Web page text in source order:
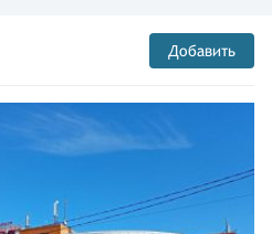
Добавить